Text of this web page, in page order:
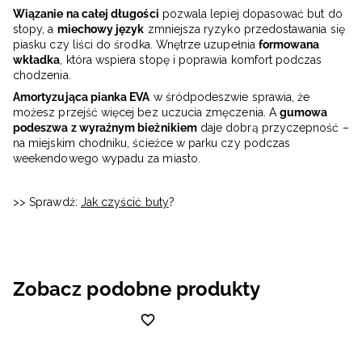
Wiązanie na całej długości pozwala lepiej dopasować but do
stopy, a miechowy język zmniejsza ryzyko przedostawania się
piasku czy liści do środka. Wnętrze uzupełnia formowana
wkładka, która wspiera stopę i poprawia komfort podczas
chodzenia.
Amortyzująca pianka EVA w śródpodeszwie sprawia, że
możesz przejść więcej bez uczucia zmęczenia. Agumowa
podeszwa z wyraźnym bieżnikiemdaje dobrą przyczepność –
na miejskim chodniku, ścieżce w parku czy podczas
weekendowego wypadu za miasto.
>> Sprawdź: Jak czyścić buty?
Zobacz podobne produkty